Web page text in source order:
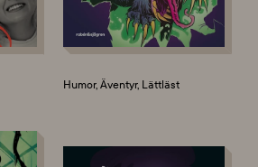
Humor, Äventyr, Lättläst